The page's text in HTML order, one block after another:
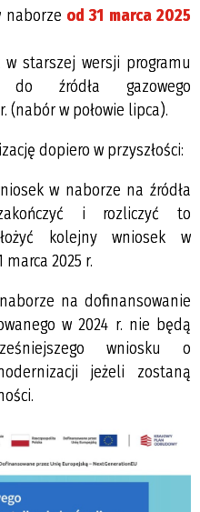
naborze od 31 marca 2025
w starszej wersji programu
do źródła gazowego
(nabór w połowie lipca).
dopiero w przyszłości:
w naborze na źródła
i rozliczyć to
kolejny wniosek w
2025 r.
na dofinansowanie
w 2024 r. nie będą
wniosku o
jeżeli zostaną